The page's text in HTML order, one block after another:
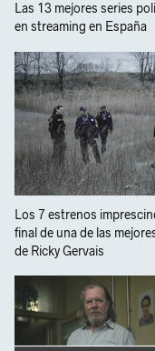
Las 13 mejores series
en streaming en España
Los 7 estrenos
final de una de las
de Ricky Gervais